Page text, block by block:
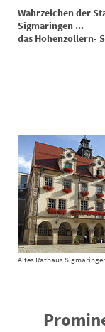
Wahrzeichen der
Sigmaringen ...
das Hohenzollern-
Altes Rathaus